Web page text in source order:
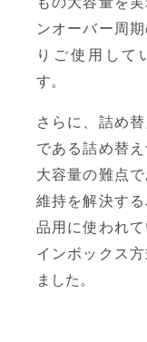
ンオーバー周
りご使用して
す。
さらに、詰め
である詰め替え
大容量の難点
維持を解決す
品用に使われ
インボックス
ました。